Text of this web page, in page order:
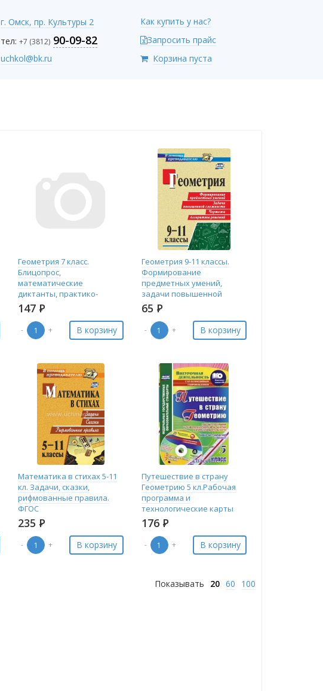
г. Омск, пр. Культуры 2
тел: +7 (3812) 90-09-82
uchkol@bk.ru
Как купить у нас?
Запросить прайс
Корзина пуста
Геометрия 7 класс.
Блицопрос,
математические
диктанты, практико-
ориентированные
задания.
147 Р
- + В корзину
Геометрия 9-11 классы.
Формирование
предметных умений,
задачи повышенной
сложности, чертежи, алгор
65 Р
- + В корзину
Математика в стихах 5-11
кл. Задачи, сказки,
рифмованные правила.
ФГОС
235 Р
- + В корзину
Путешествие в страну
Геометрию 5 кл.Рабочая
программа и
технологические карты
занятий внеурочной5418
176 Р
- + В корзину
Показывать 20 60 100